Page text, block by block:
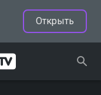
Открыть